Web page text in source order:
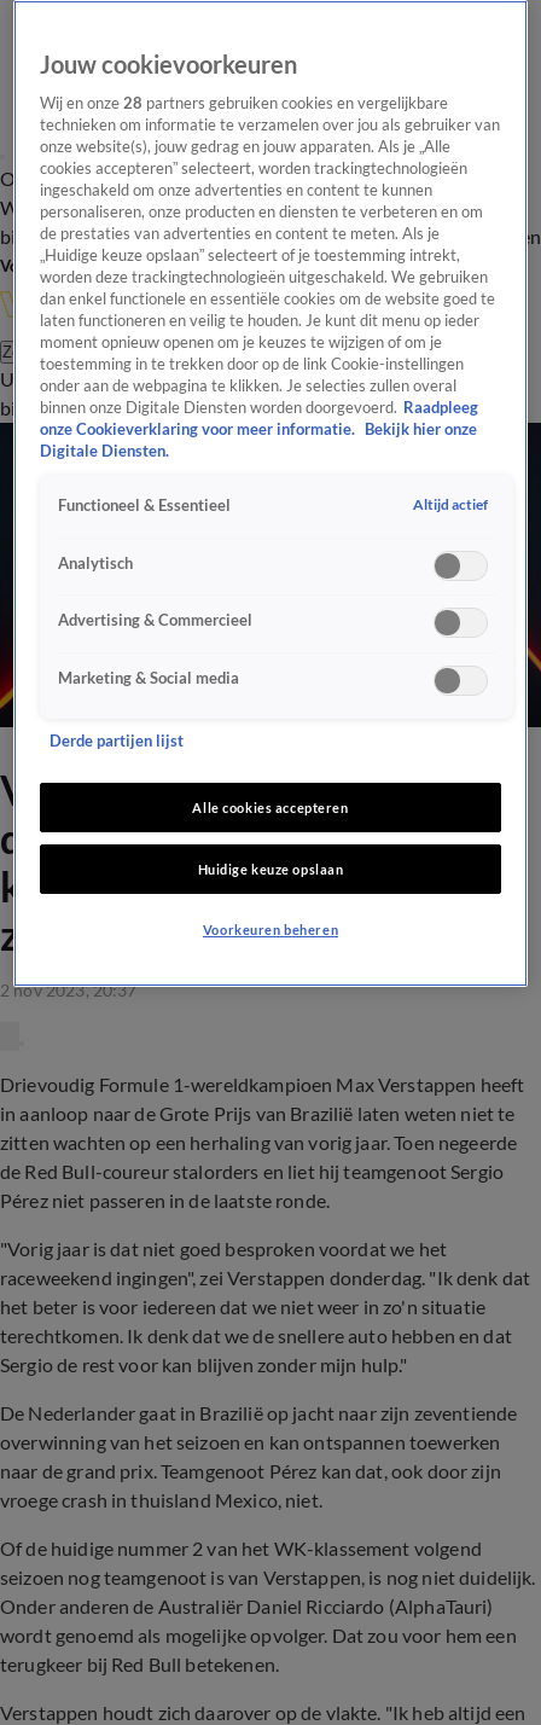
Overzicht Onze programma's Uitzendingen Onze gezichten
In de
WandelgangenInterviewsUitzending
bijwonenPodcastShopVeelgestelde vragenKijkersvraag insturen
Volg Vandaag Inside
Zoeken
UitzendingenVandaag InsideDe OranjezomerShopUitzending
bijwonen
Verstappen blikt vooruit op
de GP van Brazilië: 'Sergio
kan de rest voor blijven
zonder mijn hulp'
2 nov 2023, 20:37
Drievoudig Formule 1-wereldkampioen Max Verstappen heeft
in aanloop naar de Grote Prijs van Brazilië laten weten niet te
zitten wachten op een herhaling van vorig jaar. Toen negeerde
de Red Bull-coureur stalorders en liet hij teamgenoot Sergio
Pérez niet passeren in de laatste ronde.
"Vorig jaar is dat niet goed besproken voordat we het
raceweekend ingingen", zei Verstappen donderdag. "Ik denk dat
het beter is voor iedereen dat we niet weer in zo'n situatie
terechtkomen. Ik denk dat we de snellere auto hebben en dat
Sergio de rest voor kan blijven zonder mijn hulp."
De Nederlander gaat in Brazilië op jacht naar zijn zeventiende
overwinning van het seizoen en kan ontspannen toewerken
naar de grand prix. Teamgenoot Pérez kan dat, ook door zijn
vroege crash in thuisland Mexico, niet.
Of de huidige nummer 2 van het WK-klassement volgend
seizoen nog teamgenoot is van Verstappen, is nog niet duidelijk.
Onder anderen de Australiër Daniel Ricciardo (AlphaTauri)
wordt genoemd als mogelijke opvolger. Dat zou voor hem een
terugkeer bij Red Bull betekenen.
Verstappen houdt zich daarover op de vlakte. "Ik heb altijd een
Jouw cookievoorkeuren
Wij en onze28 partners gebruiken cookies en vergelijkbare
technieken om informatie te verzamelen over jou als gebruiker van
onze website(s), jouw gedrag en jouw apparaten. Als je „Alle
cookies accepteren” selecteert, worden trackingtechnologieën
ingeschakeld om onze advertenties en content te kunnen
personaliseren, onze producten en diensten te verbeteren en om
de prestaties van advertenties en content te meten. Als je
„Huidige keuze opslaan” selecteert of je toestemming intrekt,
worden deze trackingtechnologieën uitgeschakeld. We gebruiken
dan enkel functionele en essentiële cookies om de website goed te
laten functioneren en veilig te houden. Je kunt dit menu op ieder
moment opnieuw openen om je keuzes te wijzigen of om je
toestemming in te trekken door op de link Cookie-instellingen
onder aan de webpagina te klikken. Je selecties zullen overal
binnen onze Digitale Diensten worden doorgevoerd. Raadpleeg
onze Cookieverklaring voor meer informatie.
Bekijk hier onze
Digitale Diensten.
Functioneel & Essentieel Altijd actief
Analytisch
Advertising & Commercieel
Marketing & Social media
Derde partijen lijst
Alle cookies accepteren
Huidige keuze opslaan
Voorkeuren beheren